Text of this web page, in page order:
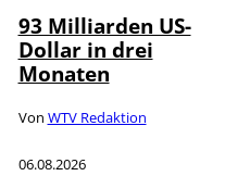
93 Milliarden US-
Dollar in drei
Monaten
Von WTV Redaktion
06.08.2026